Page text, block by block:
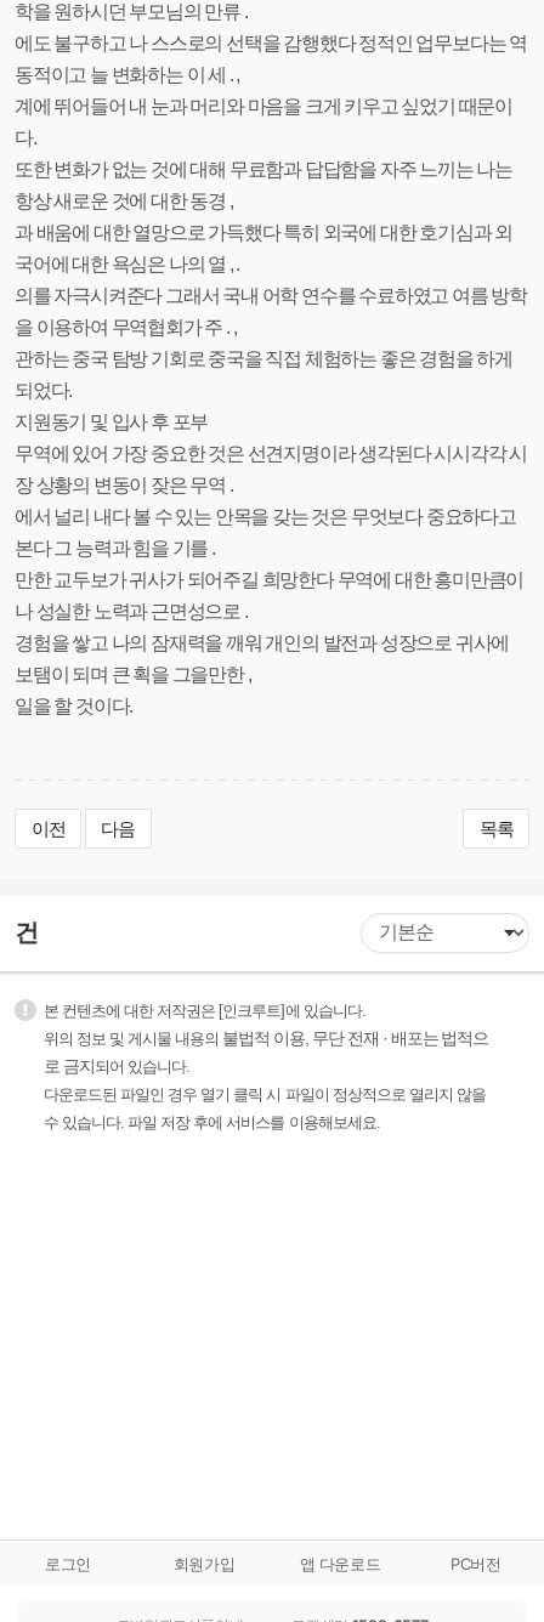
학을 원하시던 부모님의 만류 .
에도 불구하고 나 스스로의 선택을 감행했다 정적인 업무보다는 역
동적이고 늘 변화하는 이 세 . ,
계에 뛰어들어 내 눈과 머리와 마음을 크게 키우고 싶었기 때문이
다.
또한 변화가 없는 것에 대해 무료함과 답답함을 자주 느끼는 나는
항상 새로운 것에 대한 동경 ,
과 배움에 대한 열망으로 가득했다 특히 외국에 대한 호기심과 외
국어에 대한 욕심은 나의 열 , .
의를 자극시켜준다 그래서 국내 어학 연수를 수료하였고 여름 방학
을 이용하여 무역협회가 주 . ,
관하는 중국 탐방 기회로 중국을 직접 체험하는 좋은 경험을 하게
되었다.
지원동기 및 입사 후 포부
무역에 있어 가장 중요한 것은 선견지명이라 생각된다 시시각각 시
장 상황의 변동이 잦은 무역 .
에서 널리 내다 볼 수 있는 안목을 갖는 것은 무엇보다 중요하다고
본다 그 능력과 힘을 기를 .
만한 교두보가 귀사가 되어주길 희망한다 무역에 대한 흥미만큼이
나 성실한 노력과 근면성으로 .
경험을 쌓고 나의 잠재력을 깨워 개인의 발전과 성장으로 귀사에
보탬이 되며 큰 획을 그을만한 ,
일을 할 것이다.
이전 다음 목록
건
본 컨텐츠에 대한 저작권은 [인크루트]에 있습니다.
위의 정보 및 게시물 내용의 불법적 이용, 무단 전재 · 배포는 법적으
로 금지되어 있습니다.
다운로드된 파일인 경우 열기 클릭 시 파일이 정상적으로 열리지 않을
수 있습니다. 파일 저장 후에 서비스를 이용해보세요.
로그인 회원가입 앱 다운로드 PC버전